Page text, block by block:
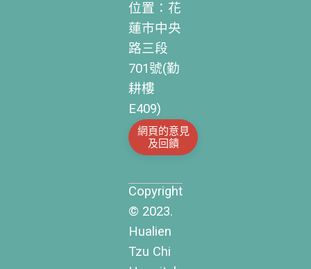
位置：花
蓮市中央
路三段
701號(勤
耕樓
E409)
網頁的意見
及回饋
Copyright
© 2023.
Hualien
Tzu Chi